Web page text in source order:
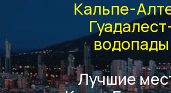
Лучшие места
Коста Бланки за 7
дней
В цене билеты на самолет, трансфер по
Испании, проживание, завтраки, ужины и
экскурсии